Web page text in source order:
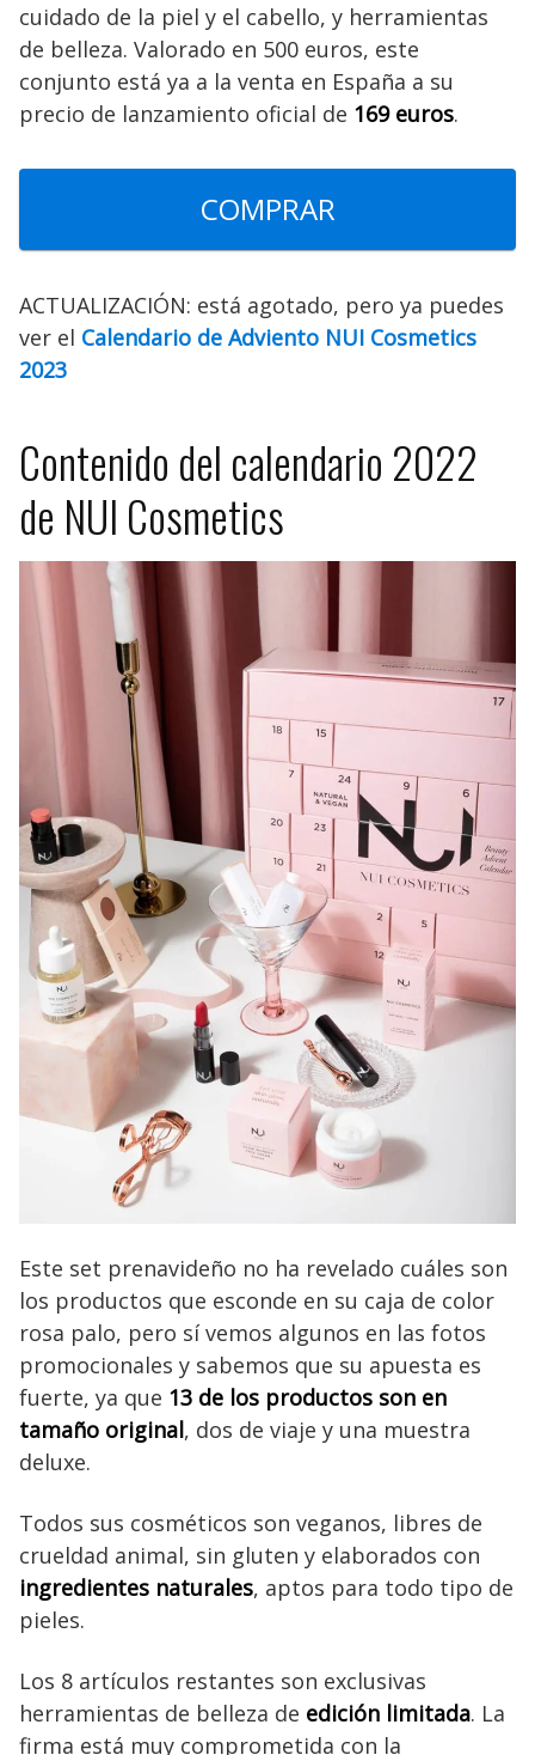
cuidado de la piel y el cabello, y herramientas
de belleza. Valorado en 500 euros, este
conjunto está ya a la venta en España a su
precio de lanzamiento oficial de 169 euros.
COMPRAR
ACTUALIZACIÓN: está agotado, pero ya puedes
ver el Calendario de Adviento NUI Cosmetics
2023
Contenido del calendario 2022
de NUI Cosmetics
Este set prenavideño no ha revelado cuáles son
los productos que esconde en su caja de color
rosa palo, pero sí vemos algunos en las fotos
promocionales y sabemos que su apuesta es
fuerte, ya que 13 de los productos son en
tamaño original, dos de viaje y una muestra
deluxe.
Todos sus cosméticos son veganos, libres de
crueldad animal, sin gluten y elaborados con
ingredientes naturales, aptos para todo tipo de
pieles.
Los 8 artículos restantes son exclusivas
herramientas de belleza de edición limitada. La
firma está muy comprometida con la